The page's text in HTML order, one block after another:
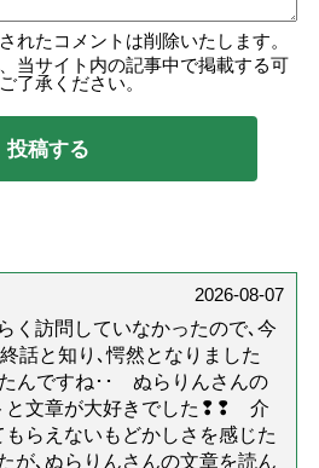
れたコメントは削除いたします。
当サイト内の記事中で掲載する可
了承ください。
2026-08-07
く訪問していなかったので､今
話と知り､愕然となりました
んですね･･ ぬらりんさんの
と文章が大好きでした❢❢ 介
らえないもどかしさを感じた
が､ぬらりんさんの文章を読ん